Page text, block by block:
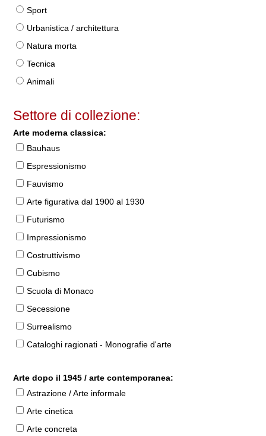
Sport
Urbanistica / architettura
Natura morta
Tecnica
Animali
Settore di collezione:
Arte moderna classica:
Bauhaus
Espressionismo
Fauvismo
Arte figurativa dal 1900 al 1930
Futurismo
Impressionismo
Costruttivismo
Cubismo
Scuola di Monaco
Secessione
Surrealismo
Cataloghi ragionati - Monografie d'arte
Arte dopo il 1945 / arte contemporanea:
Astrazione / Arte informale
Arte cinetica
Arte concreta